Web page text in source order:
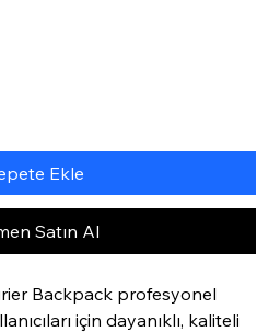
Ekle
Satın Al
Backpack profesyonel
için dayanıklı, kaliteli